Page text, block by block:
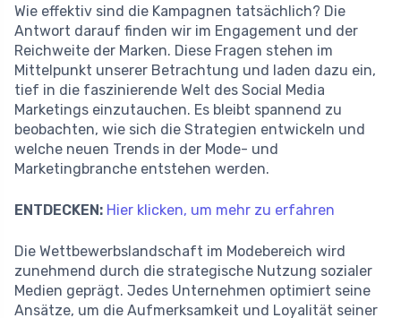
Wie effektiv sind die Kampagnen tatsächlich? Die
Antwort darauf finden wir im Engagement und der
Reichweite der Marken. Diese Fragen stehen im
Mittelpunkt unserer Betrachtung und laden dazu ein,
tief in die faszinierende Welt des Social Media
Marketings einzutauchen. Es bleibt spannend zu
beobachten, wie sich die Strategien entwickeln und
welche neuen Trends in der Mode- und
Marketingbranche entstehen werden.
ENTDECKEN: Hier klicken, um mehr zu erfahren
Die Wettbewerbslandschaft im Modebereich wird
zunehmend durch die strategische Nutzung sozialer
Medien geprägt. Jedes Unternehmen optimiert seine
Ansätze, um die Aufmerksamkeit und Loyalität seiner